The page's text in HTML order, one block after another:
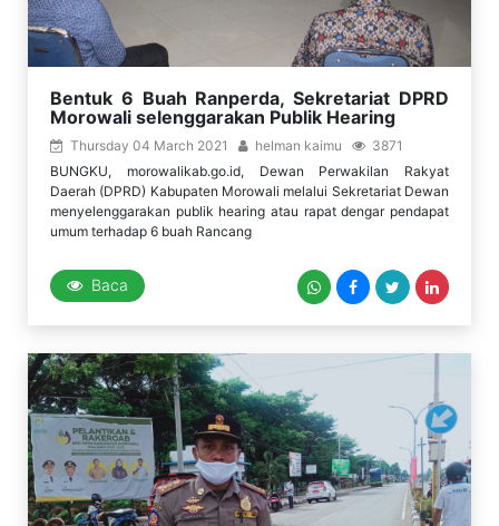
Bentuk 6 Buah Ranperda, Sekretariat DPRD
Morowali selenggarakan Publik Hearing
Thursday 04 March 2021 helman kaimu
3871
BUNGKU, morowalikab.go.id, Dewan Perwakilan Rakyat
Daerah (DPRD) Kabupaten Morowali melalui Sekretariat Dewan
menyelenggarakan publik hearing atau rapat dengar pendapat
umum terhadap 6 buah Rancang
Baca